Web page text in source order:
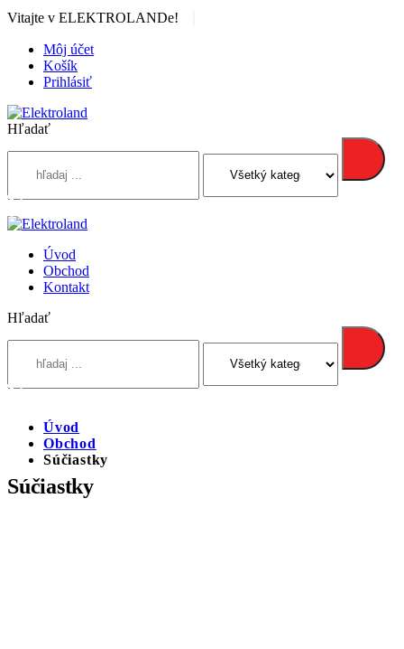
Vitajte v ELEKTROLANDe!
Môj účet
Košík
Prihlásiť
Hľadať
Úvod
Obchod
Kontakt
Hľadať
Úvod
Obchod
Súčiastky
Súčiastky